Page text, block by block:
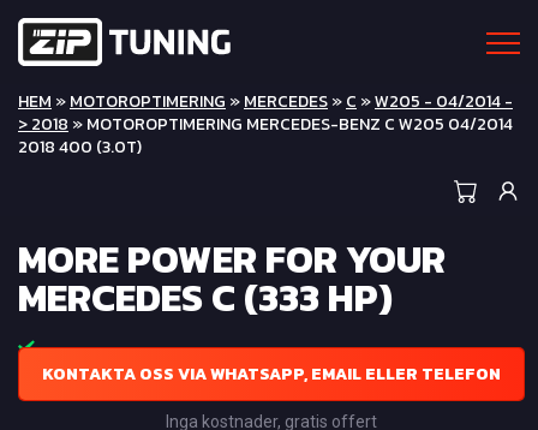
HEM »MOTOROPTIMERING »MERCEDES»C »W205 - 04/2014 -
> 2018 » MOTOROPTIMERING MERCEDES-BENZ C W205 04/2014
2018 400 (3.0T)
MORE POWER FOR YOUR
MERCEDES C (333 HP)
KONTAKTA OSS VIA WHATSAPP, EMAIL ELLER TELEFON
Inga kostnader, gratis offert